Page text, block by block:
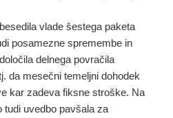
vlade šestega paketa
posamezne spremembe in
delnega povračila
da mesečni temeljni dohodek
kar zadeva fiksne stroške. Na
tudi uvedbo pavšala za